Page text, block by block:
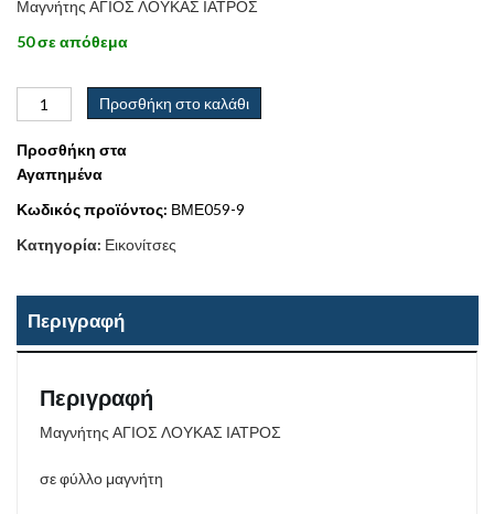
Μαγνήτης ΑΓΙΟΣ ΛΟΥΚΑΣ ΙΑΤΡΟΣ
50 σε απόθεμα
Προσθήκη στο καλάθι
Προσθήκη στα
Αγαπημένα
Κωδικός προϊόντος: ΒΜΕ059-9
Κατηγορία: Εικονίτσες
Περιγραφή
Περιγραφή
Μαγνήτης ΑΓΙΟΣ ΛΟΥΚΑΣ ΙΑΤΡΟΣ
σε φύλλο μαγνήτη